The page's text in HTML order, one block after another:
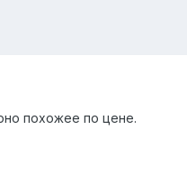
похожее по цене.